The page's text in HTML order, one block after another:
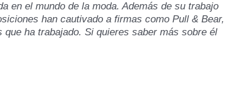
en el mundo de la moda. Además de su trabajo
han cautivado a firmas como Pull & Bear,
que ha trabajado. Si quieres saber más sobre él